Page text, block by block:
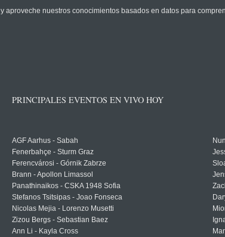
y aproveche nuestros conocimientos basados en datos para
PRINCIPALES EVENTOS EN VIVO HOY
AGF Aarhus - Sabah
Fenerbahçe - Sturm Graz
Ferencvárosi - Górnik Zabrze
Brann - Apollon Limassol
Panathinaikos - CSKA 1948 Sofia
Stefanos Tsitsipas - Joao Fonseca
Nicolas Mejia - Lorenzo Musetti
Zizou Bergs - Sebastian Baez
Ann Li - Kayla Cross